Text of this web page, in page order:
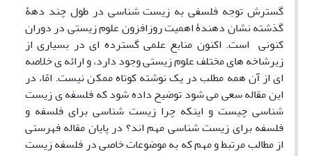
گسترش توجه فلسفی به زیست شناسی در طول چند دهۀ
گذشته نشان دهندۀ اهمیت روزافزون علوم زیستی در دوران
کنونی است. اکنون منابع علمی گسترده ای در بسیاری از
زیرشاخه های مختلف علوم زیستی وجود دارد، و ارائه ی خلاصه
ای از آن همه مطلب در یک نوشته کوتاه ممکن نیست. امّا، در
این مقاله سعی می شود توضیح داده شود که فلسفه ی زیست
شناسی چیست و اینکه چرا زیست شناسی برای فلسفه و
فلسفه برای زیست شناسی مهم اند؟ در پایان مقاله فهرستی
از مطالب مرتبط و مهم که به موضوعات خاصی در فلسفه زیست